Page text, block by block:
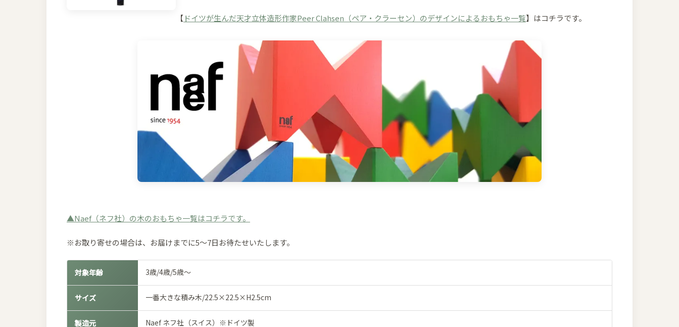
【ドイツが生んだ天才立体造形作家Peer Clahsen（ペア・クラーセン）のデザインによるおもちゃ一覧】はコチラです。
▲Naef（ネフ社）の木のおもちゃ一覧はコチラです。
※お取り寄せの場合は、お届けまでに5～7日お待たせいたします。
対象年齢 3歳/4歳/5歳～
サイズ 一番大きな積み木/22.5×22.5×H2.5cm
製造元 Naef ネフ社（スイス）※ドイツ製